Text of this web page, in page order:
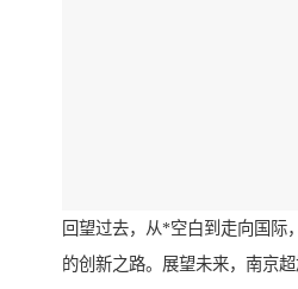
回望过去，从*空白到走向国际
的创新之路。展望未来，南京